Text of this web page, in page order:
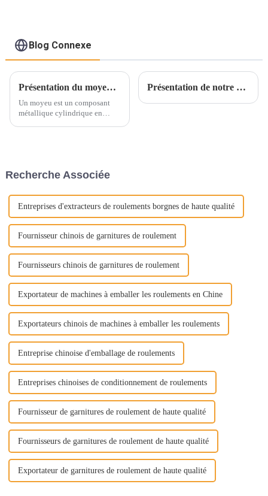
Blog Connexe
Présentation du moyeu de roue ultime : révolutionnez votre conduite
Un moyeu est un composant
métallique cylindrique en
moyeu de roue se définit par
diamètre.
Présentation de notre gamme de goupilles cylindriques : la solution ultime pour la précision et la stabilité
Recherche Associée
Entreprises d'extracteurs de roulements borgnes de haute qualité
Fournisseur chinois de garnitures de roulement
Fournisseurs chinois de garnitures de roulement
Exportateur de machines à emballer les roulements en Chine
Exportateurs chinois de machines à emballer les roulements
Entreprise chinoise d'emballage de roulements
Entreprises chinoises de conditionnement de roulements
Fournisseur de garnitures de roulement de haute qualité
Fournisseurs de garnitures de roulement de haute qualité
Exportateur de garnitures de roulement de haute qualité